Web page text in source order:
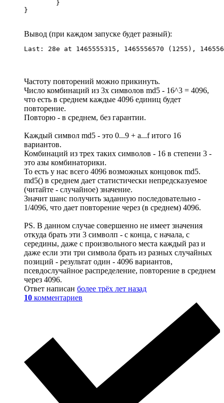
}
Вывод (при каждом запуске будет разный):
Last: 28e at 1465555315, 1465556570 (1255),
Частоту повторений можно прикинуть.
Число комбинаций из 3х символов md5 - 16^3 = 4096,
что есть в среднем каждые 4096 единиц будет
повторение.
Повторю - в среднем, без гарантии.
Каждый символ md5 - это 0...9 + a...f итого 16
вариантов.
Комбинаций из трех таких символов - 16 в степени 3 -
это азы комбинаторики.
То есть у нас всего 4096 возможных концовок md5.
md5() в среднем дает статистически непредсказуемое
(читайте - случайное) значение.
Значит шанс получить заданную последовательно -
1/4096, что дает повторение через (в среднем) 4096.
PS. В данном случае совершенно не имеет значения
откуда брать эти 3 символп - с конца, с начала, с
середины, даже с произвольного места каждый раз и
даже если эти три символа брать из разных случайных
позиций - результат один - 4096 вариантов,
псевдослучайное распределение, повторение в среднем
через 4096.
Ответ написан более трёх лет назад
10 комментариев